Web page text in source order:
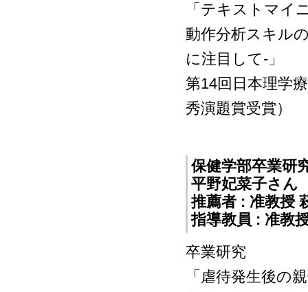
「テキストマイ
動作分析スキル
に注目して-」
第14回日本理学
秀演題賞受賞）
保健学部卒業研
平野妃菜子さ
推薦者 : 准教授
指導教員 : 准教
卒業研究
「虐待発生後の